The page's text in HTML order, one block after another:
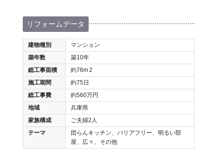
リフォームデータ
建物種別
マンション
築年数
築10年
総工事面積
約76m2
施工期間
約75日
総工事費
約560万円
地域
兵庫県
家族構成
ご夫婦2人
テーマ
団らんキッチン、バリアフリー、明るい部
屋、広々、その他